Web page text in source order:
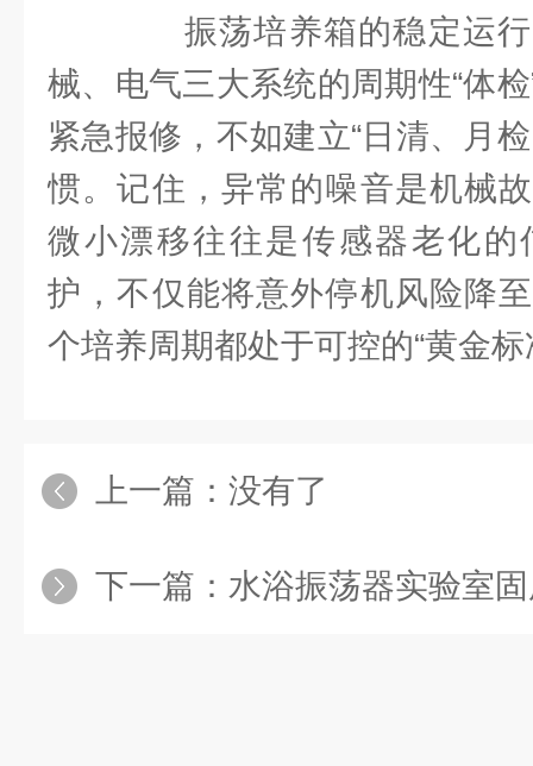
振荡培养箱的稳定运行
械、电气三大系统的周期性“体
紧急报修，不如建立“日清、月
惯。记住，异常的噪音是机械
微小漂移往往是传感器老化的
护，不仅能将意外停机风险降
个培养周期都处于可控的“黄金标
上一篇：没有了
下一篇： 水浴振荡器实验室固